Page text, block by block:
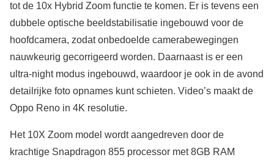
tot de 10x Hybrid Zoom functie te komen. Er is tevens een
dubbele optische beeldstabilisatie ingebouwd voor de
hoofdcamera, zodat onbedoelde camerabewegingen
nauwkeurig gecorrigeerd worden. Daarnaast is er een
ultra-night modus ingebouwd, waardoor je ook in de avond
detailrijke foto opnames kunt schieten. Video’s maakt de
Oppo Reno in 4K resolutie.
Het 10X Zoom model wordt aangedreven door de
krachtige Snapdragon 855 processor met 8GB RAM